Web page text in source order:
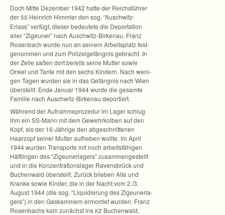
Doch Mitte Dezem­ber 1942 hatte der Reichs­füh­rer
der SS Hein­rich Himm­ler den sog. “Auschwitz-
Erlass” ver­fügt; die­ser bedeu­tete die Depor­ta­tion
aller “Zigeu­ner” nach Auschwitz-Birkenau. Franz
Rosen­bach wurde nun an sei­nem Arbeits­platz fest­
ge­nom­men und zum Poli­zei­ge­fäng­nis gebracht. In
der Zelle saßen dort bereits seine Mut­ter sowie
Onkel und Tante mit den sechs Kin­dern. Nach weni­
gen Tagen wur­den sie in das Gefäng­nis nach Wien
über­stellt. Ende Januar 1944 wurde die gesamte
Fami­lie nach Auschwitz-Birkenau deportiert.
Wäh­rend der Auf­nah­me­pro­ze­dur im Lager schlug
ihm ein SS-Mann mit dem Gewehr­kol­ben auf den
Kopf, als der 16-Jährige den abge­schnit­te­nen
Haarzopf sei­ner Mut­ter auf­he­ben wollte. Im April
1944 wur­den Trans­porte mit noch arbeits­fä­hi­gen
Häft­lin­gen des “Zigeu­ner­la­gers” zusam­men­ge­stellt
und in die Kon­zen­tra­ti­ons­la­ger Ravens­brück und
Buchen­wald über­stellt. Zurück blie­ben Alte und
Kranke sowie Kin­der, die in der Nacht vom 2./3.
August 1944 (die sog. “Liqui­die­rung des Zigeu­ner­la­
gers”) in den Gas­kam­mern ermor­det wur­den. Franz
Rosen­bachs kam zunächst ins KZ Buchen­wald,